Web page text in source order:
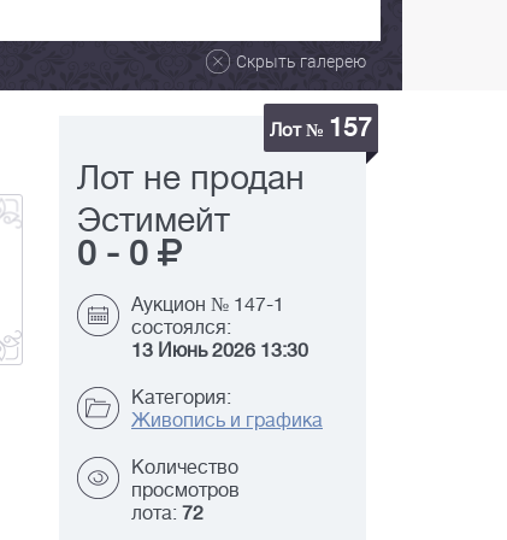
Скрыть галерею
Лот № 157
Лот не продан
Эстимейт
0 - 0
Аукцион № 147-1
состоялся:
13 Июнь 2026 13:30
Категория:
Живопись и графика
Количество
просмотров
лота: 72